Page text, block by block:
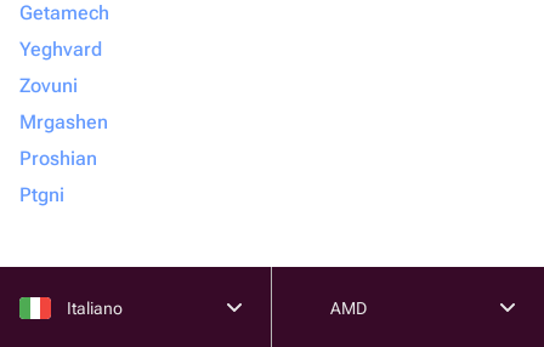
Getamech
Yeghvard
Zovuni
Mrgashen
Proshian
Ptgni
Italiano AMD